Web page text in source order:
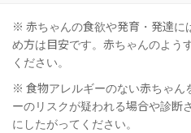
※ 赤ちゃんの食欲や発育・発達に
め方は目安です。赤ちゃんのよう
ください。
※ 食物アレルギーのない赤ちゃん
ーのリスクが疑われる場合や診断
にしたがってください。